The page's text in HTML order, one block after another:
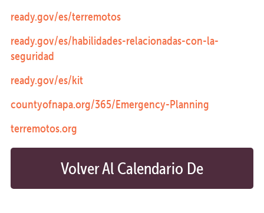
ready.gov/es/terremotos
ready.gov/es/habilidades-relacionadas-con-la-
seguridad
ready.gov/es/kit
countyofnapa.org/365/Emergency-Planning
terremotos.org
Volver Al Calendario De